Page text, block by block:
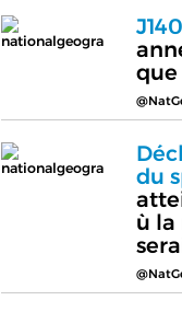
nationalgeogra
que
nationalgeogra
du
ù la